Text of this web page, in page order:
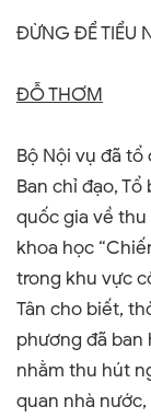
ĐỪNG ĐỂ TIỂU
ĐỖ THƠM
Bộ Nội vụ đã
Ban chỉ đạo,
quốc gia về
khoa học
trong khu vực
Tân cho biết,
phương đã ban
nhằm thu hút
quan nhà